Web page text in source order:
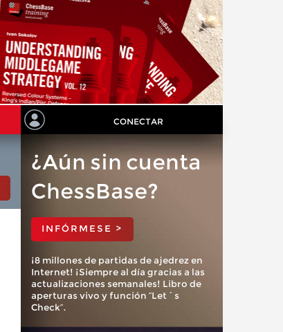
CONECTAR
¿Aún sin cuenta
ChessBase?
INFÓRMESE >
¡8 millones de partidas de ajedrez en
Internet! ¡Siempre al día gracias a las
actualizaciones semanales! Libro de
aperturas vivo y función “Let´s
Check”.